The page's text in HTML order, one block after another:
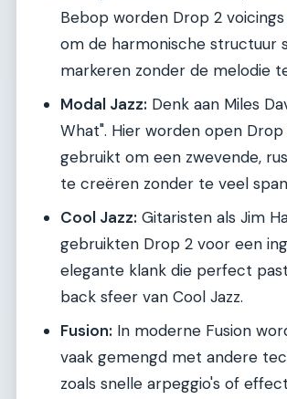
Bebop worden Drop 2
om de harmonische structuur
markeren zonder de melodie
Modal Jazz: Denk aan Miles
What". Hier worden open Drop
gebruikt om een zwevende,
te creëren zonder te veel
Cool Jazz: Gitaristen als Jim
gebruikten Drop 2 voor een
elegante klank die perfect
back sfeer van Cool Jazz.
Fusion: In moderne Fusion
vaak gemengd met andere
zoals snelle arpeggio's of